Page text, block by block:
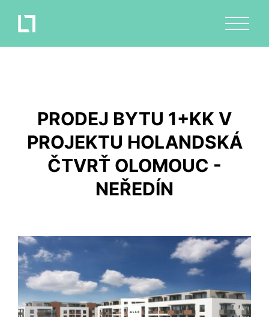
PRODEJ BYTU 1+KK V
PROJEKTU HOLANDSKÁ
ČTVRŤ OLOMOUC -
NEŘEDÍN